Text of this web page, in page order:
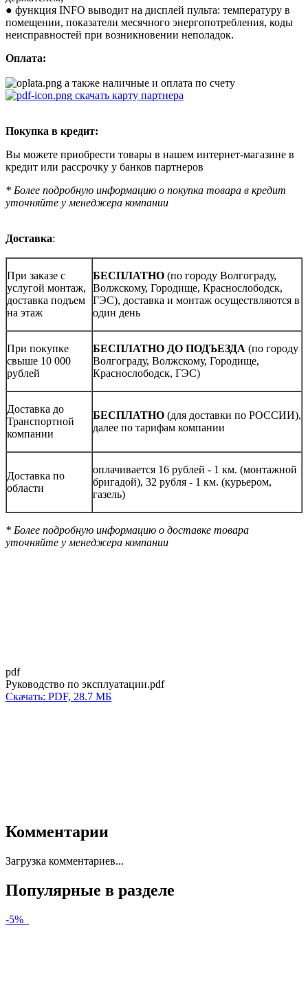
● функция INFO выводит на дисплей пульта: температуру в
помещении, показатели месячного энергопотребления, коды
неисправностей при возникновении неполадок.
Оплата:
а также наличные и оплата по счету
скачать карту партнера
Покупка в кредит:
Вы можете приобрести товары в нашем интернет-магазине в
кредит или рассрочку у банков партнеров
* Более подробную информацию о покупка товара в кредит
уточняйте у менеджера компании
Доставка:
При заказе с
услугой монтаж,
доставка подъем
на этаж
БЕСПЛАТНО (по городу Волгограду,
Волжскому, Городище, Краснослободск,
ГЭС), доставка и монтаж осуществляются в
один день
При покупке
свыше 10 000
рублей
БЕСПЛАТНО ДО ПОДЪЕЗДА (по городу
Волгограду, Волжскому, Городище,
Краснослободск, ГЭС)
Доставка до
Транспортной
компании
БЕСПЛАТНО (для доставки по РОССИИ),
далее по тарифам компании
Доставка по
области
оплачивается 16 рублей - 1 км. (монтажной
бригадой), 32 рубля - 1 км. (курьером,
газель)
* Более подробную информацию о доставке товара
уточняйте у менеджера компании
pdf
Руководство по эксплуатации.pdf
Скачать: PDF, 28.7 МБ
Комментарии
Загрузка комментариев...
Популярные в разделе
-5%